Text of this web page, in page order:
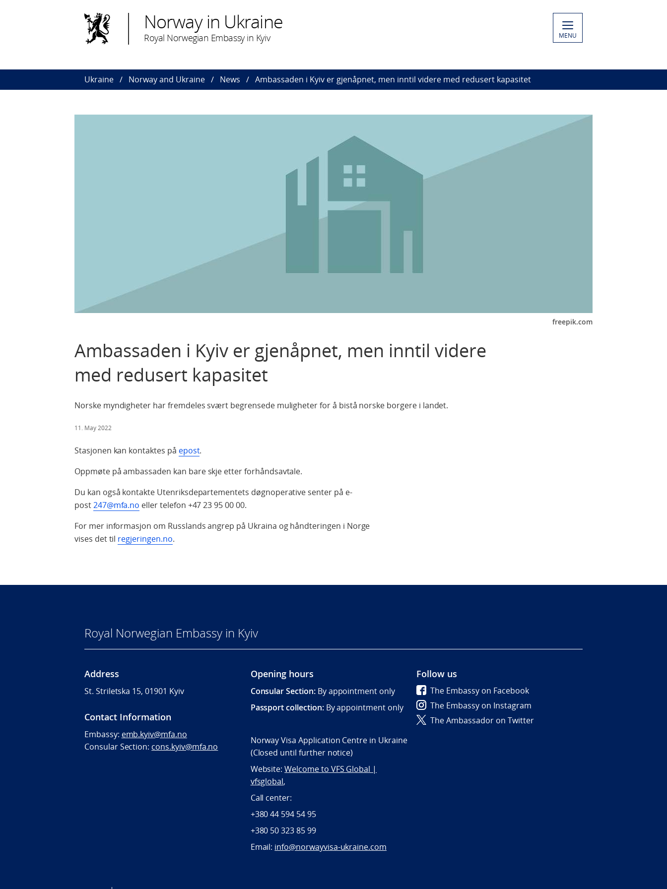
Norway in Ukraine
Royal Norwegian Embassy in Kyiv MENU
Ukraine Norway and Ukraine News Ambassaden i Kyiv er gjenåpnet, men inntil videre med redusert kapasitet
freepik.com
Ambassaden i Kyiv er gjenåpnet, men inntil videre
med redusert kapasitet
Norske myndigheter har fremdeles svært begrensede muligheter for å bistå norske borgere i landet.
11. May 2022
Stasjonen kan kontaktes på epost.
Oppmøte på ambassaden kan bare skje etter forhåndsavtale.
Du kan også kontakte Utenriksdepartementets døgnoperative senter på e-
post247@mfa.no eller telefon +47 23 95 00 00.
For mer informasjon om Russlands angrep på Ukraina og håndteringen i Norge
vises det til regjeringen.no.
Royal Norwegian Embassy in Kyiv
Address
St. Striletska 15, 01901 Kyiv
Contact Information
Embassy: emb.kyiv@mfa.no
Consular Section: cons.kyiv@mfa.no
Opening hours
Consular Section: By appointment only
Passport collection:By appointment only
Norway Visa Application Centre in Ukraine
(Closed until further notice)
Website:Welcome to VFS Global |
vfsglobal,
Call center:
+380 44 594 54 95
+380 50 323 85 99
Email: info@norwayvisa-ukraine.com
Follow us
The Embassy on Facebook
The Embassy on Instagram
The Ambassador on Twitter